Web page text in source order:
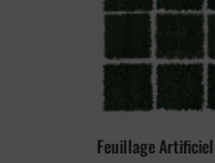
Feuillage Artificiel